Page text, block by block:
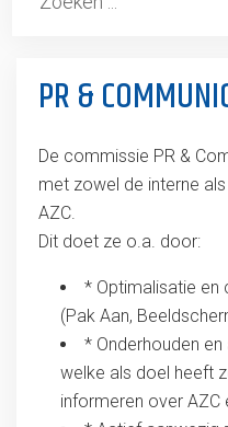
PR &
De commissie PR &
met zowel de interne
AZC.
Dit doet ze o.a. door:
* Optimalisatie en
(Pak Aan,
* Onderhouden
welke als doel heeft
informeren over AZC